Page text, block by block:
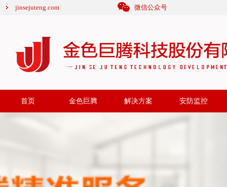
jinsejuteng.com 微信公众号
首页 金色巨腾 解决方案 安防监控